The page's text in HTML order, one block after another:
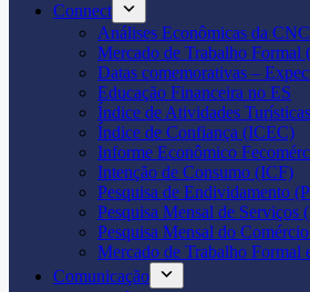
Connect
Análises Econômicas da CNC
Mercado de Trabalho Formal
Datas comemorativas –
Educação Financeira no ES
Índice de Atividades Turísticas
Índice de Confiança (ICEC)
Informe Econômico
Intenção de Consumo (ICF)
Pesquisa de Endividamento
Pesquisa Mensal de Serviços
Pesquisa Mensal do
Mercado de Trabalho
Comunicação